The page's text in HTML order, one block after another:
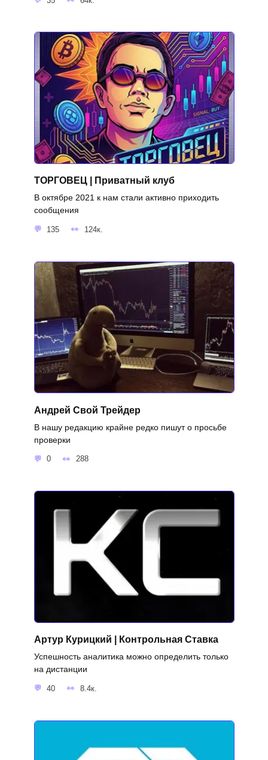
ТОРГОВЕЦ | Приватный клуб
В октябре 2021 к нам стали активно приходить
сообщения
135 124к.
Андрей Свой Трейдер
В нашу редакцию крайне редко пишут о просьбе
проверки
0 288
Артур Курицкий | Контрольная Ставка
Успешность аналитика можно определить только
на дистанции
40 8.4к.